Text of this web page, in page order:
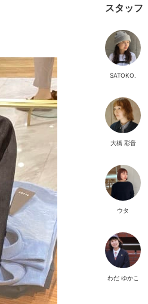
スタッフ
SATOKO.
大橋 彩音
ウタ
わだ ゆかこ